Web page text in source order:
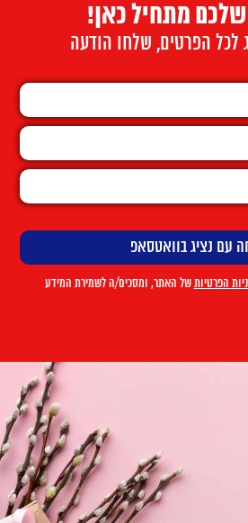
מתחיל כאן!
לכל הפרטים, שלחו הודעה
הפרטיותשל האתר, ומסכים/ה לשמירת המידע